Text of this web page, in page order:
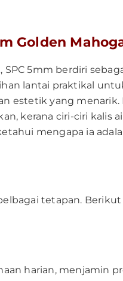
Golden
5mm berdiri
lantai praktikal
estetik yang menarik.
kerana ciri-ciri kalis
mengapa ia
tetapan.
harian, menjamin